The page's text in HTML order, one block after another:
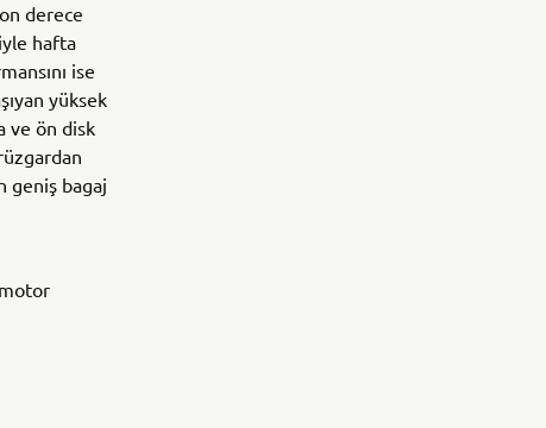
derece
hafta
ise
yüksek
ve ön disk
geniş bagaj